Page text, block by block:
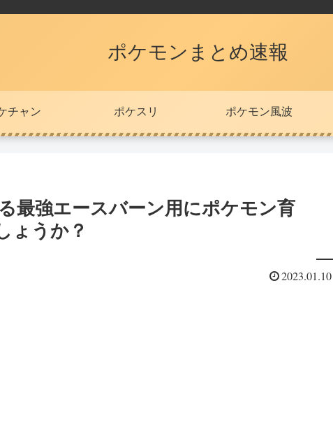
ポケモンまとめ速報
チャン ポケスリ ポケモン風波
最強エースバーン用にポケモン育
ょうか？
2023.01.10